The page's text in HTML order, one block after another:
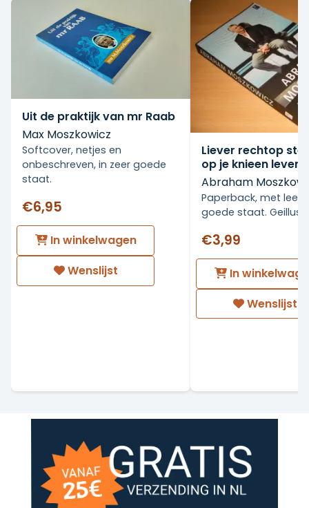
Uit de praktijk van mr Raab
Max Moszkowicz
Softcover, netjes en
onbeschreven, in zeer goede
staat.
€6,95
In winkelwagen
Wenslijst
Liever rechtop
op je knieen leven
Abraham
Paperback, met
goede staat.
€3,99
In
Wenslijst